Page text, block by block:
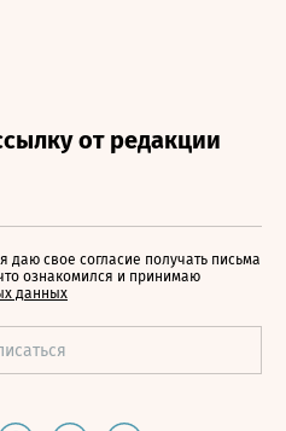
даю свое согласие получать письма
ознакомился и принимаю
данных